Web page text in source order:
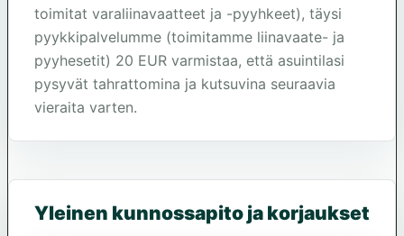
toimitat varaliinavaatteet ja -pyyhkeet), täysi
pyykkipalvelumme (toimitamme liinavaate- ja
pyyhesetit) 20 EUR varmistaa, että asuintilasi
pysyvät tahrattomina ja kutsuvina seuraavia
vieraita varten.
Yleinen kunnossapito ja korjaukset